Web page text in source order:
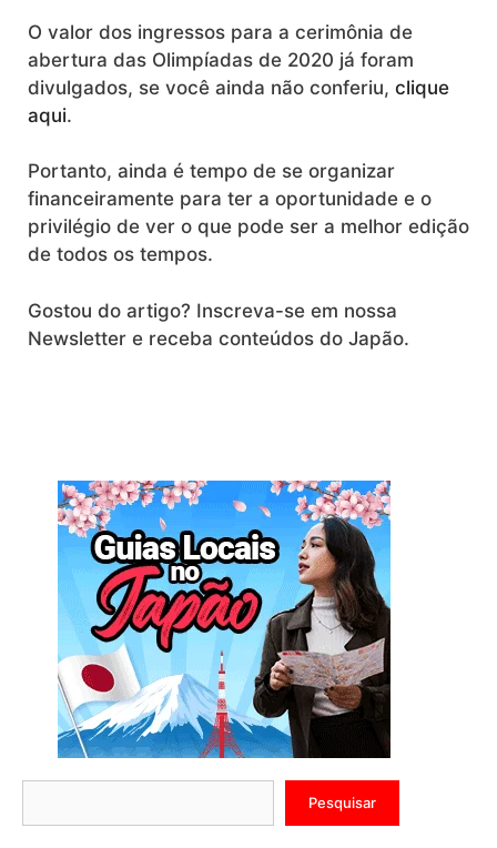
O valor dos ingressos para a cerimônia de
abertura das Olimpíadas de 2020 já foram
divulgados, se você ainda não conferiu, clique
aqui.
Portanto, ainda é tempo de se organizar
financeiramente para ter a oportunidade e o
privilégio de ver o que pode ser a melhor edição
de todos os tempos.
Gostou do artigo? Inscreva-se em nossa
Newsletter e receba conteúdos do Japão.
PesquisarPesquisar